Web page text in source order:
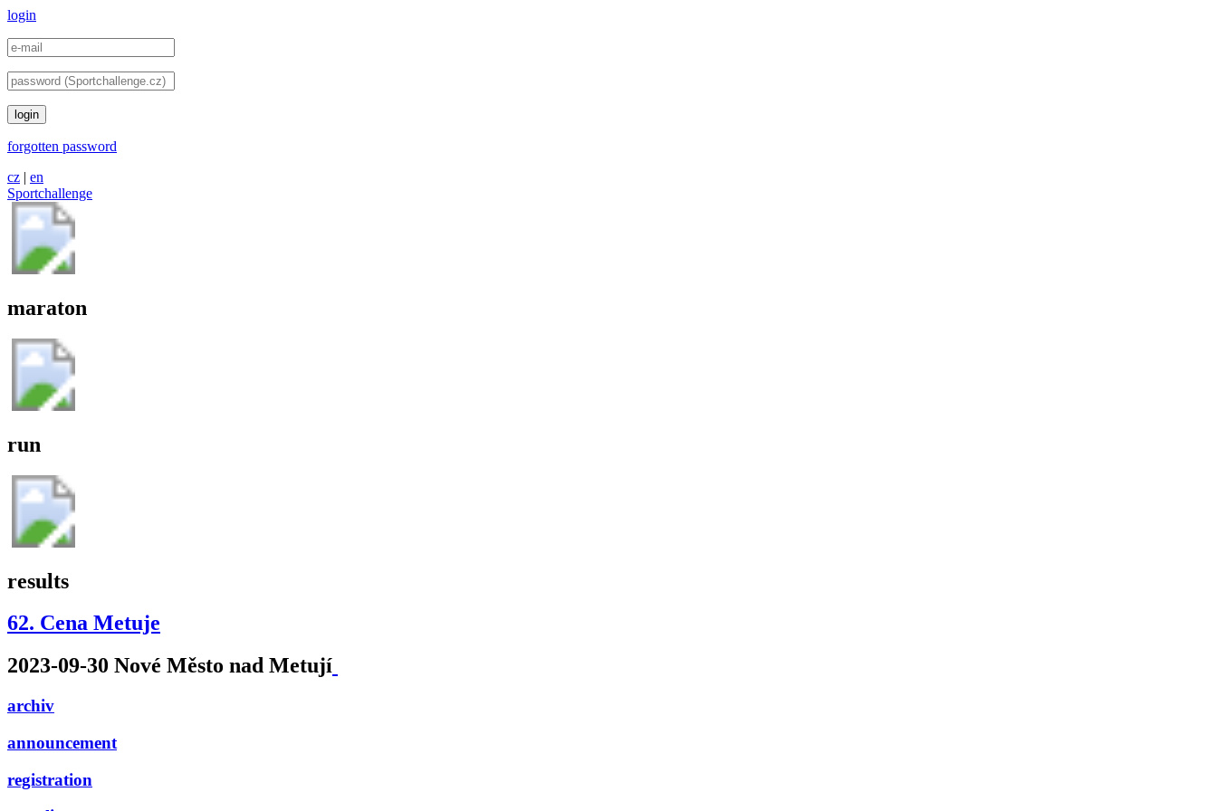
login
login
forgotten password
cz | en
Sportchallenge
maraton
run
results
62. Cena Metuje
2023-09-30 Nové Město nad Metují
archiv
announcement
registration